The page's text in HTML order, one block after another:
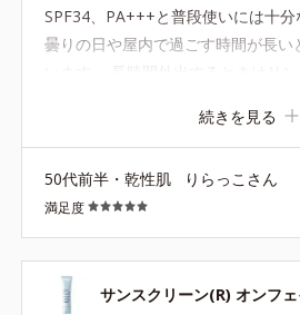
SPF34、PA+++と普段使いには十
曇りの日や屋内で過ごす時間が長い
います。 長時間外出するときはリ
てさっぱり軽い着け心地ですが、ほ
エアコンの効いた室内にいてもつ
はありません。 湿度の多い今の季節
心地です。 ベージュの色もついてい
肌のアラも整えることができます
ーンパウダーなどを重ねると外出
滝汗をかいても崩れにくいですし、
続きを見る
50代前半・乾性肌 りらっこさん
満足度
サンスクリーン(R) オンフ